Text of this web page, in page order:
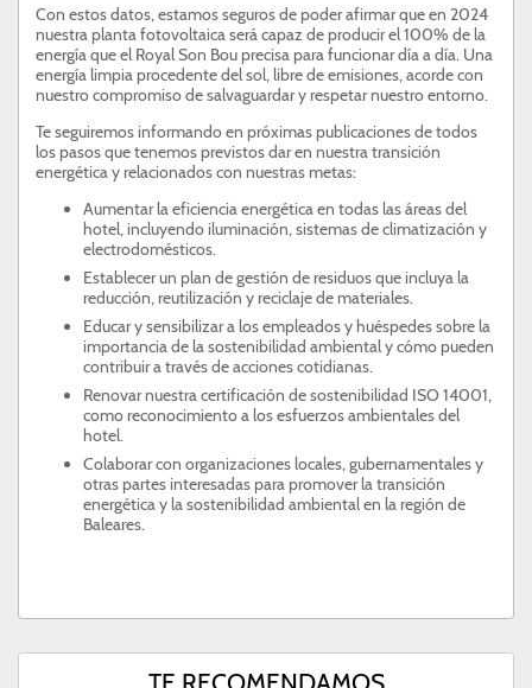
Con estos datos, estamos seguros de poder afirmar que en 2024
nuestra planta fotovoltaica será capaz de producir el 100% de la
energía que el Royal Son Bou precisa para funcionar día a día. Una
energía limpia procedente del sol, libre de emisiones, acorde con
nuestro compromiso de salvaguardar y respetar nuestro entorno.
Te seguiremos informando en próximas publicaciones de todos
los pasos que tenemos previstos dar en nuestra transición
energética y relacionados con nuestras metas:
Aumentar la eficiencia energética en todas las áreas del
hotel, incluyendo iluminación, sistemas de climatización y
electrodomésticos.
Establecer un plan de gestión de residuos que incluya la
reducción, reutilización y reciclaje de materiales.
Educar y sensibilizar a los empleados y huéspedes sobre la
importancia de la sostenibilidad ambiental y cómo pueden
contribuir a través de acciones cotidianas.
Renovar nuestra certificación de sostenibilidad ISO 14001,
como reconocimiento a los esfuerzos ambientales del
hotel.
Colaborar con organizaciones locales, gubernamentales y
otras partes interesadas para promover la transición
energética y la sostenibilidad ambiental en la región de
Baleares.